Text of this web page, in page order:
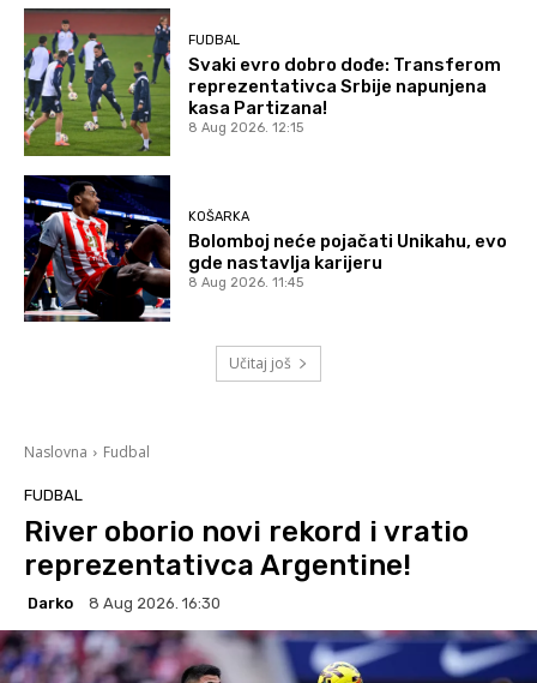
FUDBAL
Svaki evro dobro dođe: Transferom
reprezentativca Srbije napunjena
kasa Partizana!
8 Aug 2026. 12:15
KOŠARKA
Bolomboj neće pojačati Unikahu, evo
gde nastavlja karijeru
8 Aug 2026. 11:45
Učitaj još